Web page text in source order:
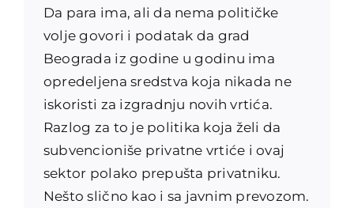
Da para ima, ali da nema političke
volje govori i podatak da grad
Beograda iz godine u godinu ima
opredeljena sredstva koja nikada ne
iskoristi za izgradnju novih vrtića.
Razlog za to je politika koja želi da
subvencioniše privatne vrtiće i ovaj
sektor polako prepušta privatniku.
Nešto slično kao i sa javnim prevozom.